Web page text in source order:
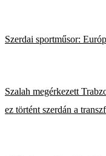
Szerdai sportműsor:
Szalah megérkezett
ez történt szerdán a